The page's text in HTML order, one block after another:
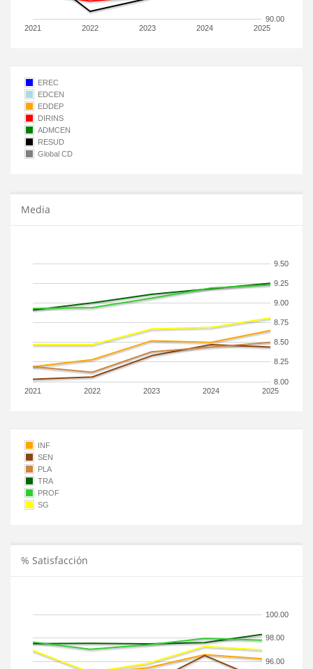
2021 2022 2023 2024 2025
90.00
EREC
EDCEN
EDDEP
DIRINS
ADMCEN
RESUD
Global CD
Media
2021 2022 2023 2024 2025
8.00
8.25
8.50
8.75
9.00
9.25
9.50
INF
SEN
PLA
TRA
PROF
SG
% Satisfacción
96.00
98.00
100.00